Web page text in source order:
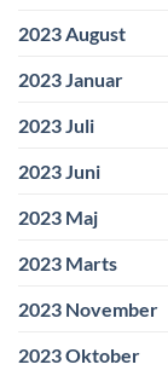
2023 August
2023 Januar
2023 Juli
2023 Juni
2023 Maj
2023 Marts
2023 November
2023 Oktober